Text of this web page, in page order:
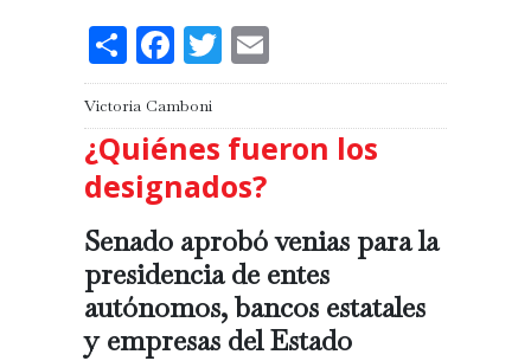
ShareFacebook
Twitter
Victoria Camboni
¿Quiénes fueron los
designados?
Senado aprobó venias para la
presidencia de entes
autónomos, bancos estatales
y empresas del Estado